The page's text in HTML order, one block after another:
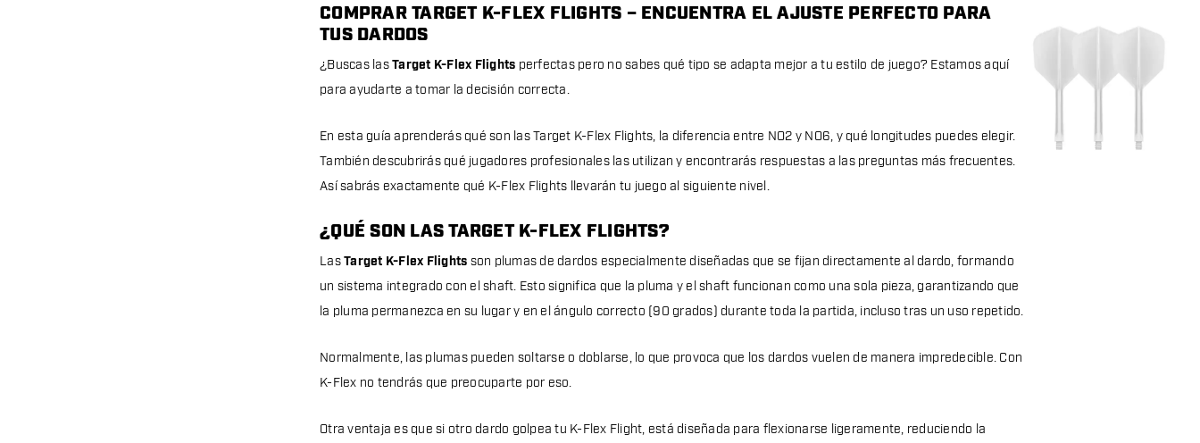
COMPRAR TARGET K-FLEX FLIGHTS – ENCUENTRA EL AJUSTE PERFECTO PARA
TUS DARDOS
¿Buscas lasTarget K-Flex Flights perfectas pero no sabes qué tipo se adapta mejor a tu estilo de juego? Estamos aquí
para ayudarte a tomar la decisión correcta.
En esta guía aprenderás qué son las Target K-Flex Flights, la diferencia entre NO2 y NO6, y qué longitudes puedes elegir.
También descubrirás qué jugadores profesionales las utilizan y encontrarás respuestas a las preguntas más frecuentes.
Así sabrás exactamente qué K-Flex Flights llevarán tu juego al siguiente nivel.
¿QUÉ SON LAS TARGET K-FLEX FLIGHTS?
LasTarget K-Flex Flights son plumas de dardos especialmente diseñadas que se fijan directamente al dardo, formando
un sistema integrado con el shaft. Esto significa que la pluma y el shaft funcionan como una sola pieza, garantizando que
la pluma permanezca en su lugar y en el ángulo correcto (90 grados) durante toda la partida, incluso tras un uso repetido.
Normalmente, las plumas pueden soltarse o doblarse, lo que provoca que los dardos vuelen de manera impredecible. Con
K-Flex no tendrás que preocuparte por eso.
Otra ventaja es que si otro dardo golpea tu K-Flex Flight, está diseñada para flexionarse ligeramente, reduciendo la